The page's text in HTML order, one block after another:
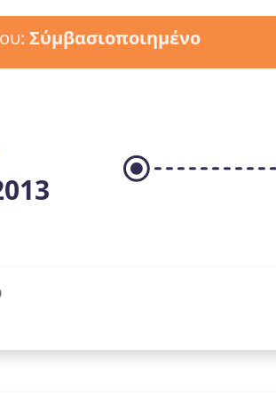
Σύμβασιοποιημένο